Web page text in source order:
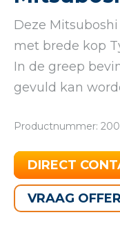
Deze
met brede kop
In de greep
gevuld kan
Productnummer:
DIRECT
VRAAG